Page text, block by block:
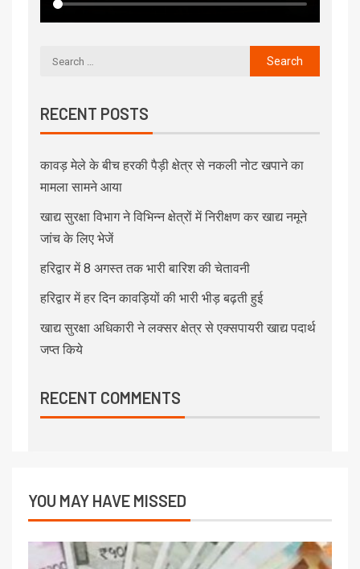
RECENT POSTS
कावड़ मेले के बीच हरकी पैड़ी क्षेत्र से नकली नोट खपाने का
मामला सामने आया
खाद्य सुरक्षा विभाग ने विभिन्न क्षेत्रों में निरीक्षण कर खाद्य नमूने
जांच के लिए भेजें
हरिद्वार में 8 अगस्त तक भारी बारिश की चेतावनी
हरिद्वार में हर दिन कावड़ियों की भारी भीड़ बढ़ती हुई
खाद्य सुरक्षा अधिकारी ने लक्सर क्षेत्र से एक्सपायरी खाद्य पदार्थ
जप्त किये
RECENT COMMENTS
YOU MAY HAVE MISSED